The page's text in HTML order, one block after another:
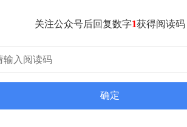
关注公众号后回复数字1获得阅读码
确定